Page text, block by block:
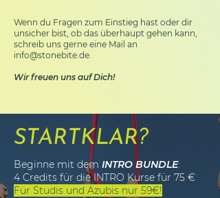
Wenn du Fragen zum Einstieg hast oder dir
unsicher bist, ob das überhaupt gehen kann,
schreib uns gerne eine Mail an
info@stonebite.de.
Wir freuen uns auf Dich!
STARTKLAR?
Beginne mit dem INTRO BUNDLE:
4 Credits für die INTRO Kurse für 75 €
Für Studis und Azubis nur 59€!